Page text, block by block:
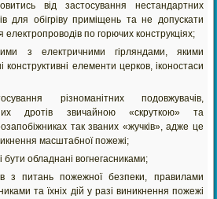
від застосування нестандартних
для обігріву приміщень та не допускати
електропроводів по горючих конструкціях;
з електричними гірляндами, якими
елементи церков, іконостаси
різноманітних подовжувачів,
дротів звичайною «скруткою» та
так званих «жучків», адже це
масштабної пожежі;
бути обладнані вогнегасниками;
з питань пожежної безпеки, правилами
та їхніх дій у разі виникнення пожежі